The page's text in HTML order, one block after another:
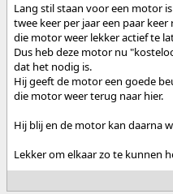
Lang stil staan voor een motor
twee keer per jaar een paar
die motor weer lekker actief te
Dus heb deze motor nu
dat het nodig is.
Hij geeft de motor een goede
die motor weer terug naar hier.
Hij blij en de motor kan daarna
Lekker om elkaar zo te kunnen